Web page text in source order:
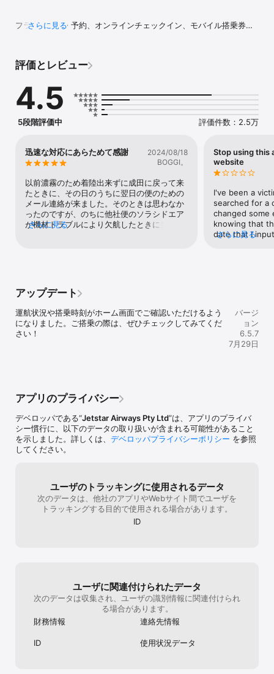
フライト検索・予約、オンラインチェックイン、モバイル搭乗券の
さらに見る
評価とレビュー
4.5
5段階評価中 評価件数：2.5万
迅速な対応にあらためて感謝
2024/08/18
BOGGI。
以前濃霧のため着陸出来ずに成田に戻って来
たときに、その日のうちに翌日の便のための
メール連絡が来ました。そのときは思わなか
ったのですが、のちに他社便のソラシドエア
が機材トラブルにより欠航したときに当然メ
窓口で立て替え費用の請求をしたら、ソラシ
ドに請求して下さいと折り返しのメールが！
結局空港窓口まで行って立て替え費用専用の
封筒を貰って、振り込み口座やらいろいろ記
入して領収書を入れポスト投函。それから更
に1ヶ月経つが未だ連絡も振り込みも一切な
さらに見る
Stop using this
website
I've been a
searched for a
changed some
knowing that
date that I
their help,
100% price
or Expedia
than this
さらに見る
アップデート
運航状況や搭乗時刻がホーム画面でご確認いただけるよう
になりました。ご搭乗の際は、ぜひチェックしてみてくだ
さい！
バージ
ョン
6.5.7
7月29日
アプリのプライバシー
デベロッパである“Jetstar Airways Pty Ltd”は、アプリのプライバ
シー慣行に、以下のデータの取り扱いが含まれる可能性があること
を示しました。詳しくは、 デベロッパプライバシーポリシー を参照
してください。
ユーザのトラッキングに使用されるデータ
次のデータは、他社のアプリやWebサイト間でユーザを
トラッキングする目的で使用される場合があります。
ID
ユーザに関連付けられたデータ
次のデータは収集され、ユーザの識別情報に関連付けられ
る場合があります。
財務情報
連絡先情報
ID 使用状況データ